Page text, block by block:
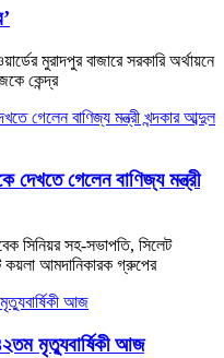
মুরাদপুর বাজারে সরকারি অর্থায়নে
কেন্দ্র
দেখতে গেলেন বাণিজ্য মন্ত্রী
সিনিয়র সহ-সভাপতি, সিলেট
কয়লা আমদানিকারক গ্রুপের
মৃত্যুবার্ষিকী আজ